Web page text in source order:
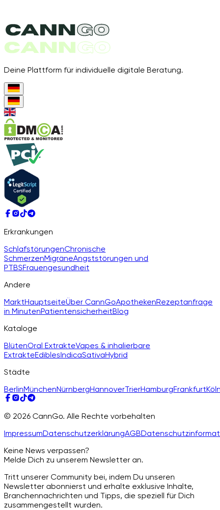
Deine Plattform für individuelle digitale Beratung.
Erkrankungen
SchlafstörungenChronische
SchmerzenMigräneAngststörungen und
PTBSFrauengesundheit
Andere
MarktHauptseiteÜber CannGoApothekenRezeptanfrage
in MinutenPatientensicherheitBlog
Kataloge
BlütenOral ExtrakteVapes & inhalierbare
ExtrakteEdiblesIndicaSativaHybrid
Städte
BerlinMünchenNürnbergHannoverTrierHamburgFrankfurt
© 2026 CannGo. Alle Rechte vorbehalten
ImpressumDatenschutzerklärungAGB
Keine News verpassen?
Melde Dich zu unserem Newsletter an.
Tritt unserer Community bei, indem Du unseren
Newsletter abonnierst und erhalte exklusive Inhalte,
Branchennachrichten und Tipps, die speziell für Dich
zusammengestellt wurden.